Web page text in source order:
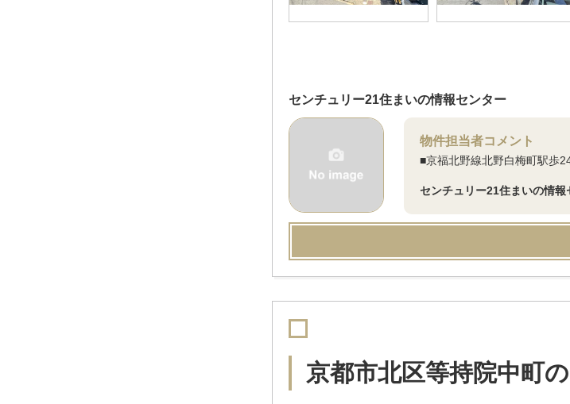
センチュリー21住まいの情報センター
物件担当者コメント
■京福北野線北野白梅町駅歩
センチュリー21住まいの情報
京都市北区等持院中町